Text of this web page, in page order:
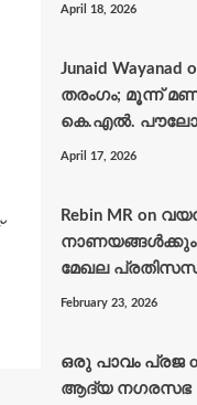
April 18, 2026
Junaid Wayanad
തരംഗം; മൂന്ന്
കെ.എല്‍.
April 17, 2026
Rebin MRon
നാണയങ്ങൾക്കും
മേഖല
February 23, 2026
ഒരു പാവം പ്രജ
ആദ്യ നഗരസഭ